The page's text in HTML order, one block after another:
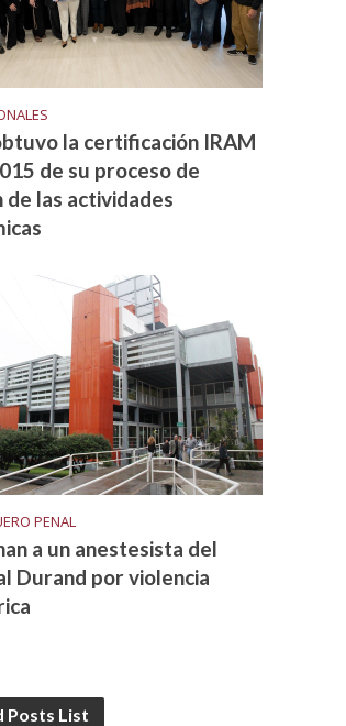
la certificación IRAM
de su proceso de
de las actividades
PENAL
a un anestesista del
Durand por violencia
Posts List